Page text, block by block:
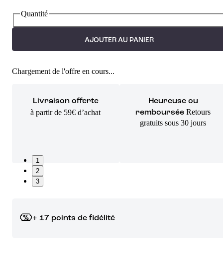
Quantité
AJOUTER AU PANIER
Chargement de l'offre en cours...
Livraison offerte
à partir de 59€ d’achat
Heureuse ou
remboursée Retours
gratuits sous 30 jours
1
2
3
+ 17 points de fidélité